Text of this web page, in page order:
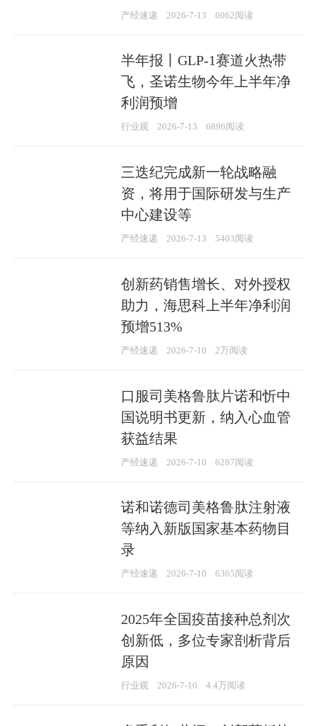
产经速递 2026-7-13 6062阅读
半年报丨GLP-1赛道火热带
飞，圣诺生物今年上半年净
利润预增
行业观 2026-7-13 6896阅读
三迭纪完成新一轮战略融
资，将用于国际研发与生产
中心建设等
产经速递 2026-7-13 5403阅读
创新药销售增长、对外授权
助力，海思科上半年净利润
预增513%
产经速递 2026-7-10 2万阅读
口服司美格鲁肽片诺和忻中
国说明书更新，纳入心血管
获益结果
产经速递 2026-7-10 6287阅读
诺和诺德司美格鲁肽注射液
等纳入新版国家基本药物目
录
产经速递 2026-7-10 6365阅读
2025年全国疫苗接种总剂次
创新低，多位专家剖析背后
原因
行业观 2026-7-10 4.4万阅读